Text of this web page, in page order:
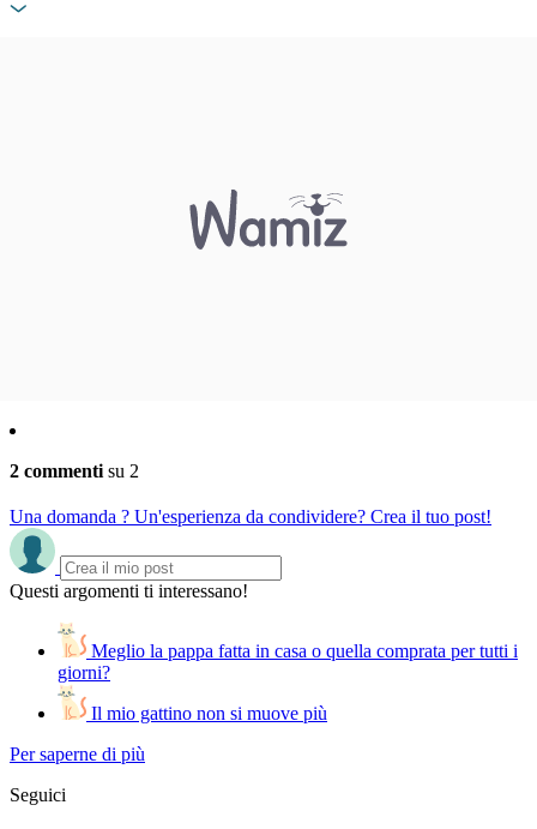
2 commenti su 2
Una domanda ? Un'esperienza da condividere? Crea il tuo post!
Questi argomenti ti interessano!
Meglio la pappa fatta in casa o quella comprata per tutti i
giorni?
Il mio gattino non si muove più
Per saperne di più
Seguici